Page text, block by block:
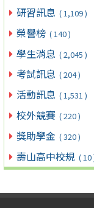
研習訊息 ( 1,109 )
榮譽榜 ( 140 )
學生消息 ( 2,045 )
考試訊息 ( 204 )
活動訊息 ( 1,531 )
校外競賽 ( 220 )
獎助學金 ( 320 )
壽山高中校規 ( 10